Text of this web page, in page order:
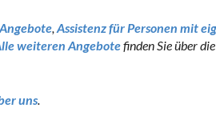
Assistenz für Personen mit
weiteren Angebotefinden Sie über
uns